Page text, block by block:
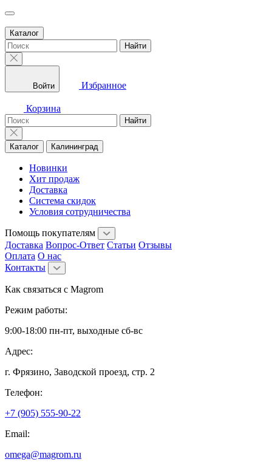
Каталог
Найти
Войти Избранное
Корзина
Найти
Каталог Калининград
Новинки
Хит продаж
Доставка
Система скидок
Условия сотрудничества
Помощь покупателям
Доставка Вопрос-Ответ Статьи Отзывы
Оплата О нас
Контакты
Как связаться с Magrom
Режим работы:
9:00-18:00 пн-пт, выходные сб-вс
Адрес:
г. Фрязино, Заводской проезд, стр. 2
Телефон:
+7 (905) 555-90-22
Email:
omega@magrom.ru